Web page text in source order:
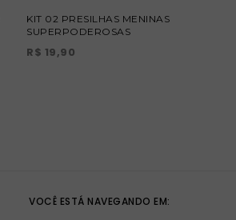
KIT 02 PRESILHAS MENINAS
SUPERPODEROSAS
R$ 19,90
VOCÊ ESTÁ NAVEGANDO EM: